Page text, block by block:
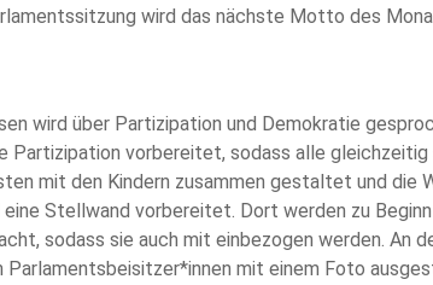
wird das nächste Motto des
wird über Partizipation und Demokratie
Partizipation vorbereitet, sodass alle gleichzeitig
mit den Kindern zusammen gestaltet und die
eine Stellwand vorbereitet. Dort werden zu
sodass sie auch mit einbezogen werden. An
mit einem Foto